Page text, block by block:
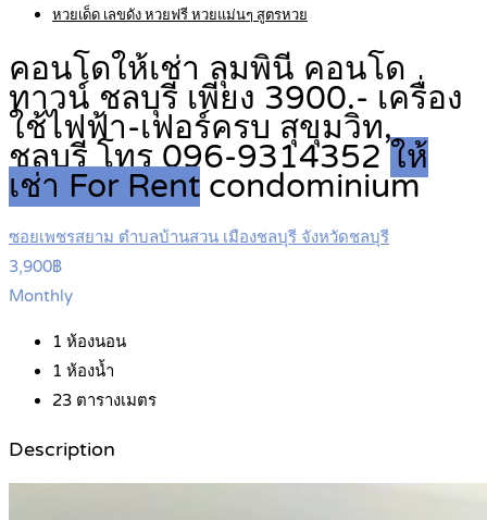
หวยเด็ด เลขดัง หวยฟรี หวยแม่นๆ สูตรหวย
คอนโดให้เช่า ลุมพินี คอนโด
ทาวน์ ชลบุรี เพียง 3900.- เครื่อง
ใช้ไฟฟ้า-เฟอร์ครบ สุขุมวิท,
ชลบุรี โทร 096-9314352ให้
เช่า For Rent condominium
ซอยเพชรสยาม ตำบลบ้านสวน เมืองชลบุรี จังหวัดชลบุรี
3,900฿
Monthly
1 ห้องนอน
1 ห้องน้ำ
23 ตารางเมตร
Description